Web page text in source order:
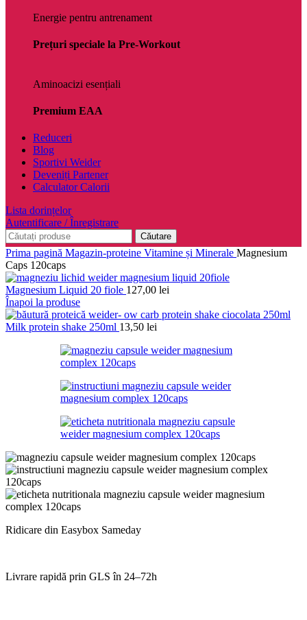
Energie pentru antrenament
Prețuri speciale la Pre-Workout
Aminoacizi esențiali
Premium EAA
Reduceri
Blog
Sportivi Weider
Deveniți Partener
Calculator Calorii
Lista dorințelor
Autentificare / Înregistrare
Căutare
Prima pagină Magazin-proteine Vitamine și Minerale Magnesium
Caps 120caps
Magnesium Liquid 20 fiole 127,00 lei
Înapoi la produse
Milk protein shake 250ml 13,50 lei
Ridicare din Easybox Sameday
Livrare rapidă prin GLS în 24–72h